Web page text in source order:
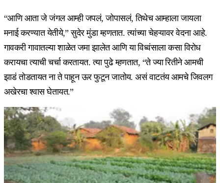
“आणि आता जे जंगल आम्ही जपलं, जोपासलं, तिथेच आम्हाला जायला
मनाई करण्यात येतीये,” सुदेर मुंडा म्हणतात. त्यांच्या चेहऱ्यावर वेदना आहे.
गावकरी गावातल्या शाळेत जमा झालेत आणि या विध्वंसाला कसा विरोध
करायचा त्याची चर्चा करतायत. त्या पुढे म्हणतात, “ते ज्या रितीने आमची
झाडं तोडतायत ना ते पाहून ऊर फुटून जातोय. असं वाटतंय आमचे जिवलग
अखेरचा श्वास घेतायत.”